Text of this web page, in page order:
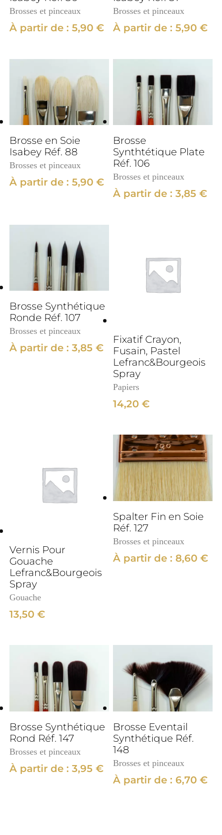
Brosses et pinceaux
À partir de :5,90€
Brosses et pinceaux
À partir de :5,90€
Brosse en Soie
Isabey Réf. 88
Brosses et pinceaux
À partir de :5,90€
Brosse
Synthtétique Plate
Réf. 106
Brosses et pinceaux
À partir de :3,85€
Brosse Synthétique
Ronde Réf. 107
Brosses et pinceaux
À partir de :3,85€
Fixatif Crayon,
Fusain, Pastel
Lefranc&Bourgeois
Spray
Papiers
14,20€
Vernis Pour
Gouache
Lefranc&Bourgeois
Spray
Gouache
13,50€
Spalter Fin en Soie
Réf. 127
Brosses et pinceaux
À partir de : 8,60€
Brosse Synthétique
Rond Réf. 147
Brosses et pinceaux
À partir de :3,95€
Brosse Eventail
Synthétique Réf.
148
Brosses et pinceaux
À partir de : 6,70€